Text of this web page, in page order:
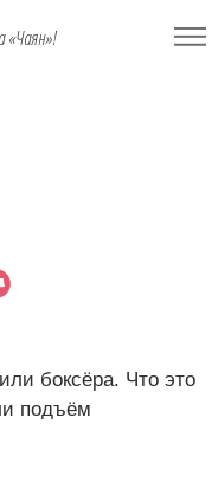
«Чаян»!
боксёра. Что это
подъём